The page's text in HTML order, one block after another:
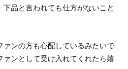
品と言われても仕方がないこと
ァンの方も心配しているみたいで
ァンとして受け入れてくれたら嬉